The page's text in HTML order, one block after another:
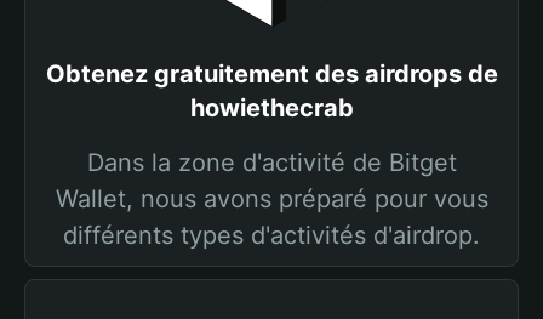
Obtenez gratuitement des airdrops de
howiethecrab
Dans la zone d'activité de Bitget
Wallet, nous avons préparé pour vous
différents types d'activités d'airdrop.